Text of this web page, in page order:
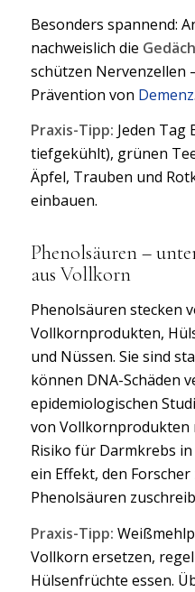
Besonders spannend:
nachweislich die
schützen Nervenzellen
Prävention von Demenz.
Praxis-Tipp: Jeden Tag
tiefgekühlt), grünen
Äpfel, Trauben und
einbauen.
Phenolsäuren –
aus Vollkorn
Phenolsäuren stecken
Vollkornprodukten,
und Nüssen. Sie sind
können DNA-Schäden
epidemiologischen
von Vollkornprodukten
Risiko für Darmkrebs
ein Effekt, den
Phenolsäuren
Praxis-Tipp:
Vollkorn ersetzen,
Hülsenfrüchte essen.